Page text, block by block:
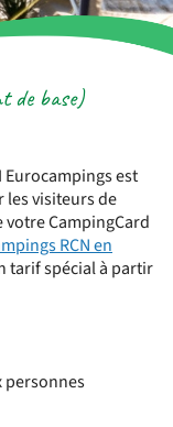
de base)
Eurocampings est
visiteurs de
CampingCard
RCN en
tarif spécial à partir
personnes